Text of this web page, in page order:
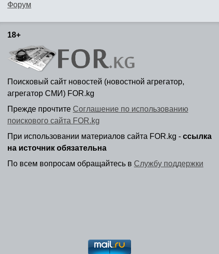
Форум
18+
Поисковый сайт новостей (новостной агрегатор,
агрегатор СМИ) FOR.kg
Прежде прочтите Соглашение по использованию
поискового сайта FOR.kg
При использовании материалов сайта FOR.kg - ссылка
на источник обязательна
По всем вопросам обращайтесь в Службу поддержки